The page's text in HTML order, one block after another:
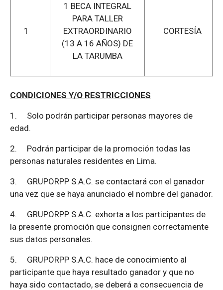
1
1 BECA INTEGRAL
PARA TALLER
EXTRAORDINARIO
(13 A 16 AÑOS) DE
LA TARUMBA
CORTESÍA
CONDICIONES Y/O RESTRICCIONES
1. Solo podrán participar personas mayores de
edad.
2. Podrán participar de la promoción todas las
personas naturales residentes en Lima.
3. GRUPORPP S.A.C. se contactará con el ganador
una vez que se haya anunciado el nombre del ganador.
4. GRUPORPP S.A.C. exhorta a los participantes de
la presente promoción que consignen correctamente
sus datos personales.
5. GRUPORPP S.A.C. hace de conocimiento al
participante que haya resultado ganador y que no
haya sido contactado, se deberá a consecuencia de